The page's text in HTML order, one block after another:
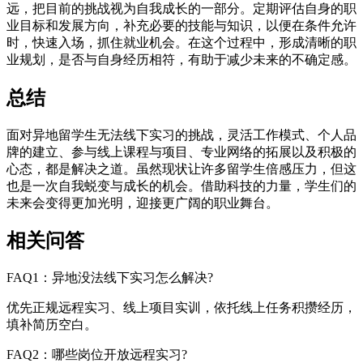
远，把目前的挑战视为自我成长的一部分。定期评估自身的职
业目标和发展方向，补充必要的技能与知识，以便在条件允许
时，快速入场，抓住就业机会。在这个过程中，形成清晰的职
业规划，是否与自身经历相符，有助于减少未来的不确定感。
总结
面对异地留学生无法线下实习的挑战，灵活工作模式、个人品
牌的建立、参与线上课程与项目、专业网络的拓展以及积极的
心态，都是解决之道。虽然现状让许多留学生倍感压力，但这
也是一次自我蜕变与成长的机会。借助科技的力量，学生们的
未来会变得更加光明，迎接更广阔的职业舞台。
相关问答
FAQ1：异地没法线下实习怎么解决?
优先正规远程实习、线上项目实训，依托线上任务积攒经历，
填补简历空白。
FAQ2：哪些岗位开放远程实习?